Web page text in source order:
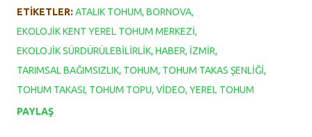
ETIKETLER: ATALIK TOHUM BORNOVA
EKOLOJIK KENT YEREL TOHUM MERKEZI
EKOLOJIK SÜRDÜRÜLEBILIRLIK HABER İZMIR
TARIMSAL BAĞIMSIZLIK TOHUM TOHUM TAKAS ŞENLIĞI
TOHUM TAKASI TOHUM TOPU VIDEO YEREL TOHUM
PAYLAŞ